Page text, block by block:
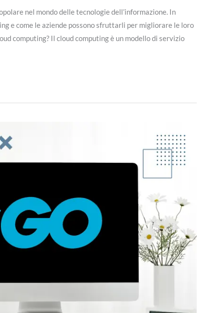
nel mondo delle tecnologie dell’informazione. In
e come le aziende possono sfruttarli per migliorare le loro
computing? Il cloud computing è un modello di servizio